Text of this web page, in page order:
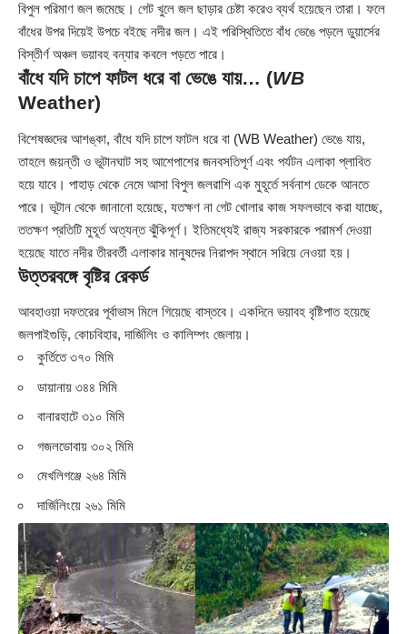
বিপুল পরিমাণ জল জমেছে। গেট খুলে জল ছাড়ার চেষ্টা করেও ব্যর্থ হয়েছেন তারা। ফলে
বাঁধের উপর দিয়েই উপচে বইছে নদীর জল। এই পরিস্থিতিতে বাঁধ ভেঙে পড়লে ডুয়ার্সের
বিস্তীর্ণ অঞ্চল ভয়াবহ বন্যার কবলে পড়তে পারে।
বাঁধে যদি চাপে ফাটল ধরে বা ভেঙে যায়… (WB
Weather)
বিশেষজ্ঞদের আশঙ্কা, বাঁধে যদি চাপে ফাটল ধরে বা (WB Weather) ভেঙে যায়,
তাহলে জয়ন্তী ও ভূটানঘাট সহ আশেপাশের জনবসতিপূর্ণ এবং পর্যটন এলাকা প্লাবিত
হয়ে যাবে। পাহাড় থেকে নেমে আসা বিপুল জলরাশি এক মুহূর্তে সর্বনাশ ডেকে আনতে
পারে। ভূটান থেকে জানানো হয়েছে, যতক্ষণ না গেট খোলার কাজ সফলভাবে করা যাচ্ছে,
ততক্ষণ প্রতিটি মুহূর্ত অত্যন্ত ঝুঁকিপূর্ণ। ইতিমধ্যেই রাজ্য সরকারকে পরামর্শ দেওয়া
হয়েছে যাতে নদীর তীরবর্তী এলাকার মানুষদের নিরাপদ স্থানে সরিয়ে নেওয়া হয়।
উত্তরবঙ্গে বৃষ্টির রেকর্ড
আবহাওয়া দফতরের পূর্বাভাস মিলে গিয়েছে বাস্তবে। একদিনে ভয়াবহ বৃষ্টিপাত হয়েছে
জলপাইগুড়ি, কোচবিহার, দার্জিলিং ও কালিম্পং জেলায়।
কুর্তিতে ৩৭০ মিমি
ডায়ানায় ৩৪৪ মিমি
বানারহাটে ৩১০ মিমি
গজলডোবায় ৩০২ মিমি
মেখলিগঞ্জে ২৬৪ মিমি
দার্জিলিংয়ে ২৬১ মিমি